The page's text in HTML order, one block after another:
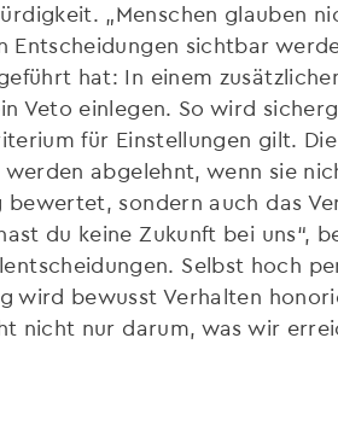
„Menschen glauben
sichtbar
hat: In einem
Veto einlegen. So wird
für Einstellungen gilt.
abgelehnt, wenn sie
sondern auch das
du keine Zukunft bei uns“,
Selbst hoch
wird bewusst Verhalten
nicht nur darum, was wir